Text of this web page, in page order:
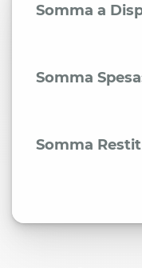
Somma a
Somma
Somma